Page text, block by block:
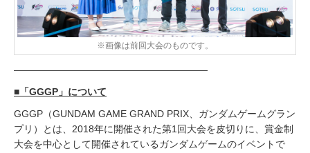
※画像は前回大会のものです。
――――――――――――――――――――
■「GGGP」について
GGGP（GUNDAM GAME GRAND PRIX、ガンダムゲームグラン
プリ）とは、2018年に開催された第1回大会を皮切りに、賞金制
大会を中心として開催されているガンダムゲームのイベントで